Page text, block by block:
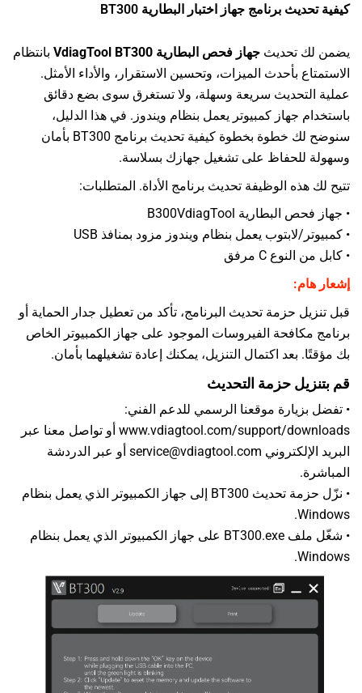
كيفية تحديث برنامج جهاز اختبار البطارية BT300
يضمن لك تحديث جهاز فحص البطارية VdiagTool BT300
بانتظام
الاستمتاع بأحدث الميزات، وتحسين الاستقرار، والأداء الأمثل.
عملية التحديث سريعة وسهلة، ولا تستغرق سوى بضع دقائق
باستخدام جهاز كمبيوتر يعمل بنظام ويندوز. في هذا الدليل،
سنوضح لك خطوة بخطوة كيفية تحديث برنامج BT300 بأمان
وسهولة للحفاظ على تشغيل جهازك بسلاسة.
تتيح لك هذه الوظيفة تحديث برنامج الأداة. المتطلبات:
• جهاز فحص البطارية VdiagTool
B300
• كمبيوتر/لابتوب يعمل بنظام ويندوز مزود بمنافذ USB
• كابل من النوع C مرفق
إشعار هام:
قبل تنزيل حزمة تحديث البرنامج، تأكد من تعطيل جدار الحماية أو
برنامج مكافحة الفيروسات الموجود على جهاز الكمبيوتر الخاص
بك مؤقتًا. بعد اكتمال التنزيل، يمكنك إعادة تشغيلهما بأمان.
قم بتنزيل حزمة التحديث
• تفضل بزيارة موقعنا الرسمي للدعم الفني:
www.vdiagtool.com/support/downloads أو تواصل معنا عبر
البريد الإلكتروني service@vdiagtool.com أو عبر الدردشة
المباشرة.
• نزّل حزمة تحديث BT300 إلى جهاز الكمبيوتر الذي يعمل بنظام
Windows.
• شغّل ملف BT300.exe على جهاز الكمبيوتر الذي يعمل بنظام
Windows.